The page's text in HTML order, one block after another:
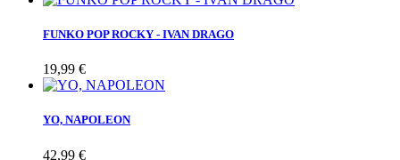
FUNKO POP ROCKY - IVAN DRAGO
19,99 €
YO, NAPOLEON
42,99 €